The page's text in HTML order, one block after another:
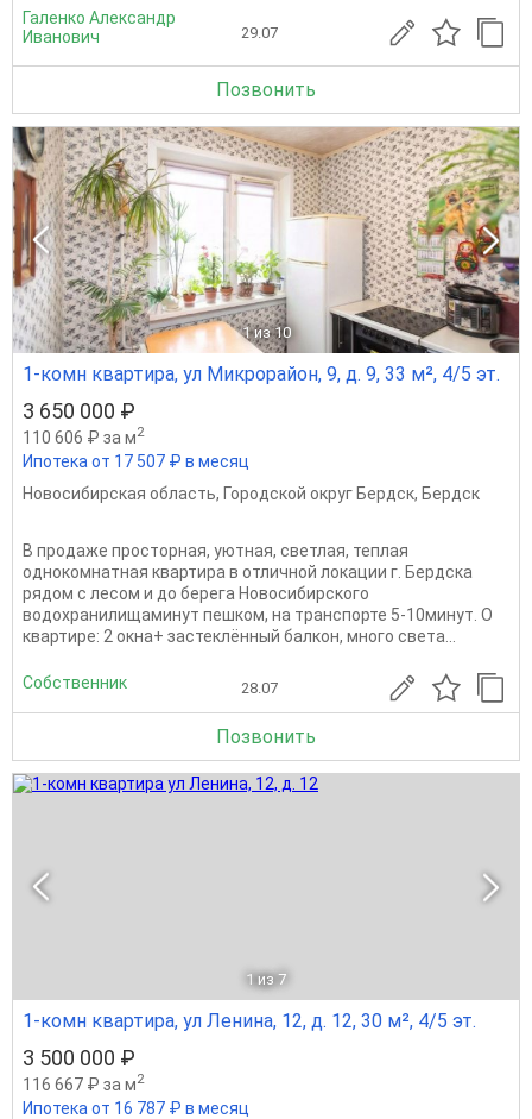
Галенко Александр
Иванович
29.07
Позвонить
1 из 10
1-комн квартира, ул Микрорайон, 9, д. 9, 33 м², 4/5 эт.
3 650 000 ₽
110 606 ₽ за м2
Ипотека от 17 507 ₽ в месяц
Новосибирская область, Городской округ Бердск, Бердск
В продаже просторная, уютная, светлая, теплая
однокомнатная квартира в отличной локации г. Бердска
рядом с лесом и до берега Новосибирского
водохранилищаминут пешком, на транспорте 5-10минут. О
квартире: 2 окна+ застеклённый балкон, много света...
Собственник 28.07
Позвонить
1 из 7
1-комн квартира, ул Ленина, 12, д. 12, 30 м², 4/5 эт.
3 500 000 ₽
116 667 ₽ за м2
Ипотека от 16 787 ₽ в месяц